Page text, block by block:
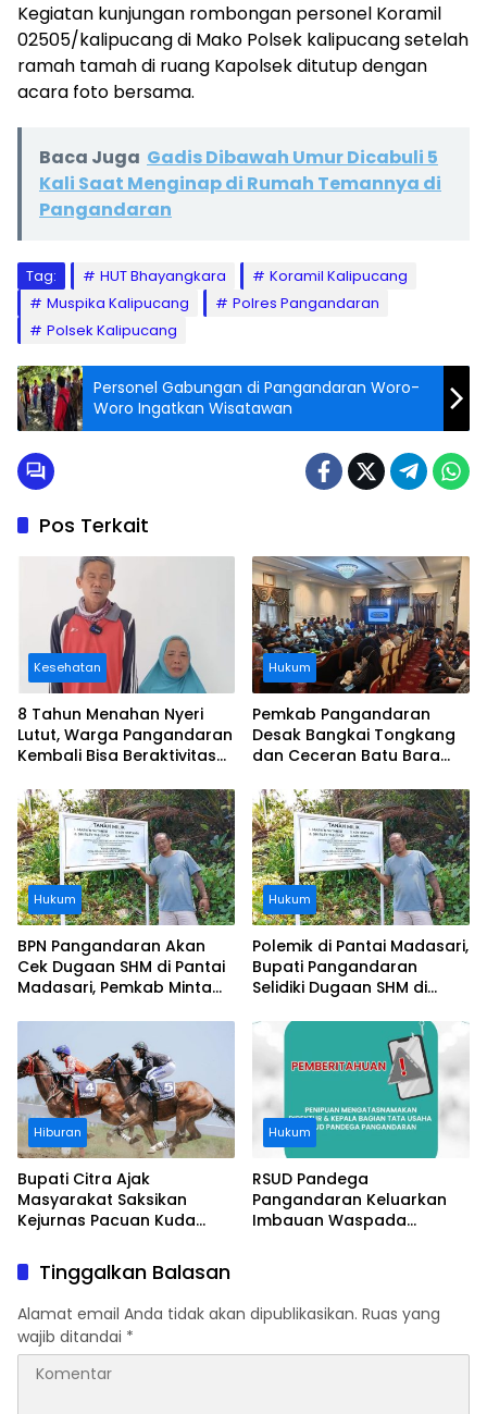
Kegiatan kunjungan rombongan personel Koramil
02505/kalipucang di Mako Polsek kalipucang setelah
ramah tamah di ruang Kapolsek ditutup dengan
acara foto bersama.
Baca Juga Gadis Dibawah Umur Dicabuli 5
Kali Saat Menginap di Rumah Temannya di
Pangandaran
Tag: HUT Bhayangkara
Koramil Kalipucang
Muspika Kalipucang
Polres Pangandaran
Polsek Kalipucang
Personel Gabungan di Pangandaran Woro-
Woro Ingatkan Wisatawan
Pos Terkait
Kesehatan
8 Tahun Menahan Nyeri
Lutut, Warga Pangandaran
Kembali Bisa Beraktivitas
Ditanggung BPJS
Hukum
Pemkab Pangandaran
Desak Bangkai Tongkang
dan Ceceran Batu Bara
Buruknya Koordinasi
Perusahaan
Hukum
BPN Pangandaran Akan
Cek Dugaan SHM di Pantai
Madasari, Pemkab Minta
Hukum
Polemik di Pantai Madasari,
Bupati Pangandaran
Selidiki Dugaan SHM di
Pantai
Hiburan
Bupati Citra Ajak
Masyarakat Saksikan
Kejurnas Pacuan Kuda
Legokjawa
Hukum
RSUD Pandega
Pangandaran Keluarkan
Imbauan Waspada
Tinggalkan Balasan
Alamat email Anda tidak akan dipublikasikan. Ruas yang
wajib ditandai *